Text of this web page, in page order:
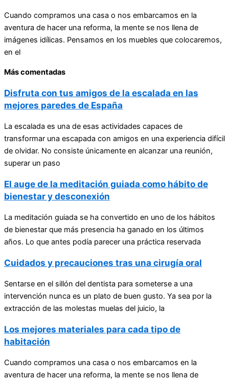
Cuando compramos una casa o nos embarcamos en la
aventura de hacer una reforma, la mente se nos llena de
imágenes idílicas. Pensamos en los muebles que colocaremos,
en el
Más comentadas
Disfruta con tus amigos de la escalada en las
mejores paredes de España
La escalada es una de esas actividades capaces de
transformar una escapada con amigos en una experiencia difícil
de olvidar. No consiste únicamente en alcanzar una reunión,
superar un paso
El auge de la meditación guiada como hábito de
bienestar y desconexión
La meditación guiada se ha convertido en uno de los hábitos
de bienestar que más presencia ha ganado en los últimos
años. Lo que antes podía parecer una práctica reservada
Cuidados y precauciones tras una cirugía oral
Sentarse en el sillón del dentista para someterse a una
intervención nunca es un plato de buen gusto. Ya sea por la
extracción de las molestas muelas del juicio, la
Los mejores materiales para cada tipo de
habitación
Cuando compramos una casa o nos embarcamos en la
aventura de hacer una reforma, la mente se nos llena de